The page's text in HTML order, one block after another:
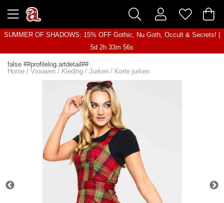
SUMMER OF SHADOWS: 15% OFF Gothic, Nu Goth, Occult & Secrets! |
5d 2h 33m 56s
false ##profilelog.artdetail##
Home / Vrouwen / Kleding / Jurken / Korte jurken